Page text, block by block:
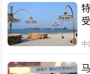
中